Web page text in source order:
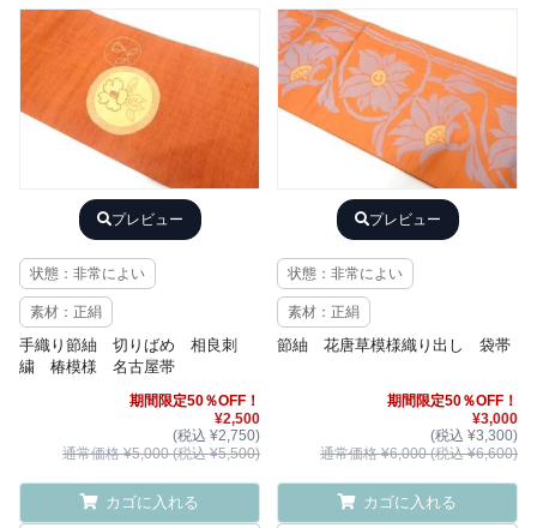
プレビュー
状態：非常によい
素材：正絹
手織り節紬 切りばめ 相良刺
繍 椿模様 名古屋帯
期間限定50％OFF！
¥2,500
(税込 ¥2,750)
通常価格 ¥5,000 (税込 ¥5,500)
カゴに入れる
プレビュー
状態：非常によい
素材：正絹
節紬 花唐草模様織り出し 袋帯
期間限定50％OFF！
¥3,000
(税込 ¥3,300)
通常価格 ¥6,000 (税込 ¥6,600)
カゴに入れる